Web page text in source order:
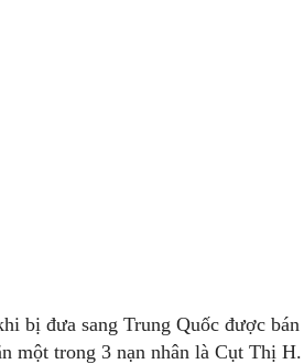
bị đưa sang Trung Quốc được
một trong 3 nạn nhân là Cụt Thị